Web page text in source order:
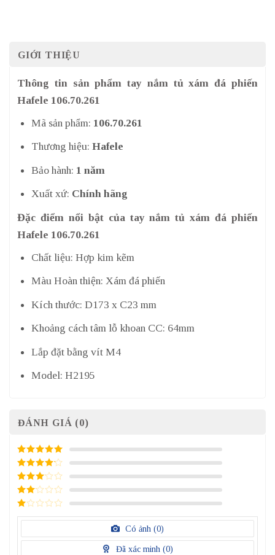
GIỚI THIỆU
Thông tin sản phẩm tay nắm tủ xám đá phiến
Hafele 106.70.261
Mã sản phẩm: 106.70.261
Thương hiệu: Hafele
Bảo hành: 1 năm
Xuất xứ: Chính hãng
Đặc điểm nổi bật của tay nắm tủ xám đá phiến
Hafele 106.70.261
Chất liệu: Hợp kim kẽm
Màu Hoàn thiện: Xám đá phiến
Kích thước: D173 x C23 mm
Khoảng cách tâm lỗ khoan CC: 64mm
Lắp đặt bằng vít M4
Model: H2195
ĐÁNH GIÁ (0)
5/ 5 điểm
4/ 5
điểm
3/ 5
điểm
2/
điểm
1
điểm
Có ảnh (0)
Đã xác minh (0)